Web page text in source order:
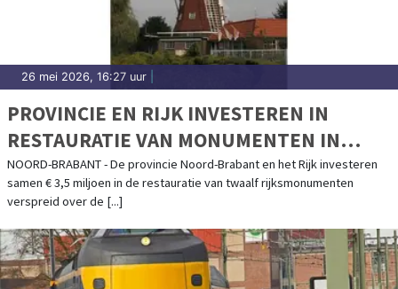
26 mei 2026, 16:27 uur
PROVINCIE EN RIJK INVESTEREN IN
RESTAURATIE VAN MONUMENTEN IN
ZUIDOOST-BRABANT
NOORD-BRABANT - De provincie Noord-Brabant en het Rijk investeren
samen € 3,5 miljoen in de restauratie van twaalf rijksmonumenten
verspreid over de [...]